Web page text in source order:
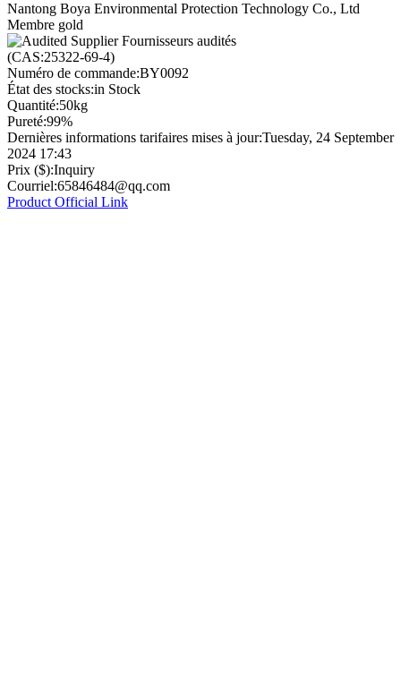
Nantong Boya Environmental Protection Technology Co., Ltd
Membre gold
Fournisseurs audités
(CAS:25322-69-4)
Numéro de commande:BY0092
État des stocks:in Stock
Quantité:50kg
Pureté:99%
Dernières informations tarifaires mises à jour:Tuesday, 24 September
2024 17:43
Prix ($):Inquiry
Courriel:65846484@qq.com
Product Official Link